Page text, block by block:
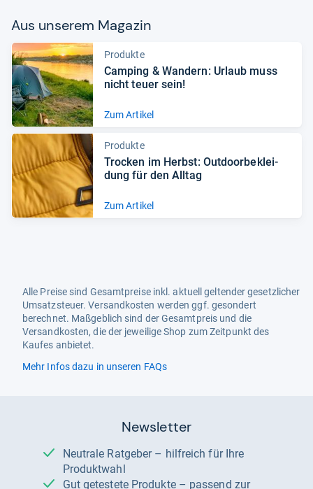
Aus unse­rem Maga­zin
Produkte
Cam­ping & Wan­dern: Urlaub muss
nicht teuer sein!
Zum Artikel
Produkte
Tro­cken im Herbst: Out­door­be­klei­
dung für den All­tag
Zum Artikel
Alle Preise sind Gesamtpreise inkl. aktuell geltender gesetzlicher
Umsatzsteuer. Versandkosten werden ggf. gesondert
berechnet. Maßgeblich sind der Gesamtpreis und die
Versandkosten, die der jeweilige Shop zum Zeitpunkt des
Kaufes anbietet.
Mehr Infos dazu in unseren FAQs
Newsletter
Neutrale Ratgeber – hilfreich für Ihre
Produktwahl
Gut getestete Produkte – passend zur